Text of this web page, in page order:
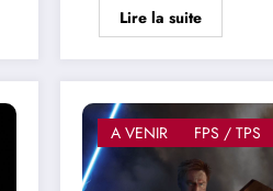
Lire la suite
A VENIR FPS / TPS